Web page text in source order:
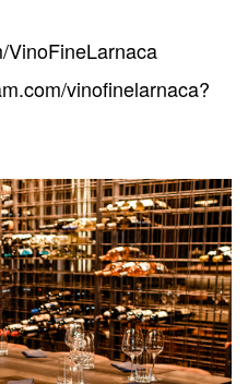
VinoFineLarnaca
vinofinelarnaca?